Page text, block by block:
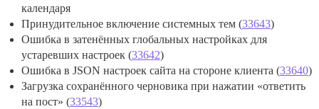
календаря
Принудительное включение системных тем (33643)
Ошибка в затенённых глобальных настройках для
устаревших настроек (33642)
Ошибка в JSON настроек сайта на стороне клиента (33640)
Загрузка сохранённого черновика при нажатии «ответить
на пост» (33543)